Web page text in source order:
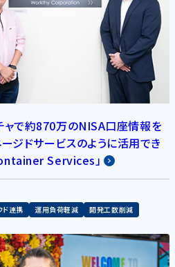
ャで約870万のNISA口座情報を
ジドサービスのように活用でき
Services」
ド連携 運用負荷軽減 開発工数削減